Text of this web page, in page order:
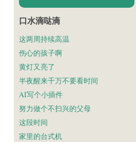
口水滴哒滴
这两周持续高温
伤心的孩子啊
黄灯又亮了
半夜醒来千万不要看时间
AI写个小插件
努力做个不扫兴的父母
这段时间
家里的台式机